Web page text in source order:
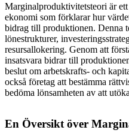
Marginalproduktivitetsteori är
ekonomi som förklarar hur
bidrag till produktionen. Denna
lönestrukturer,
resursallokering. Genom att
insatsvara bidrar till
beslut om arbetskrafts- och
också företag att bestämma
bedöma lönsamheten av att
En Översikt över